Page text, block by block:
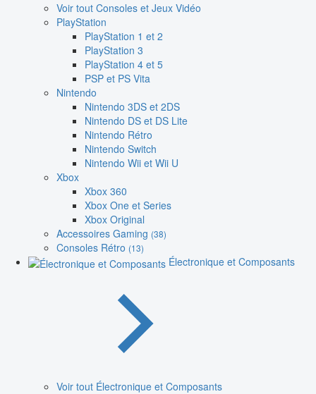
Voir tout Consoles et Jeux Vidéo
PlayStation
PlayStation 1 et 2
PlayStation 3
PlayStation 4 et 5
PSP et PS Vita
Nintendo
Nintendo 3DS et 2DS
Nintendo DS et DS Lite
Nintendo Rétro
Nintendo Switch
Nintendo Wii et Wii U
Xbox
Xbox 360
Xbox One et Series
Xbox Original
Accessoires Gaming (38)
Consoles Rétro (13)
Électronique et Composants
Voir tout Électronique et Composants